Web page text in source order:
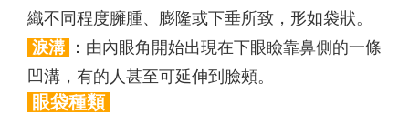
織不同程度臃腫、膨隆或下垂所致，形如袋狀。
淚溝 ：由內眼角開始出現在下眼瞼靠鼻側的一條
凹溝，有的人甚至可延伸到臉頰。
眼袋種類